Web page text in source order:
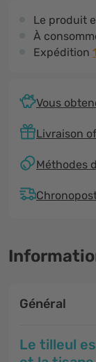
Le produit
À
Expédition
Vous
Livraison
Méthodes
Général
Le tilleul